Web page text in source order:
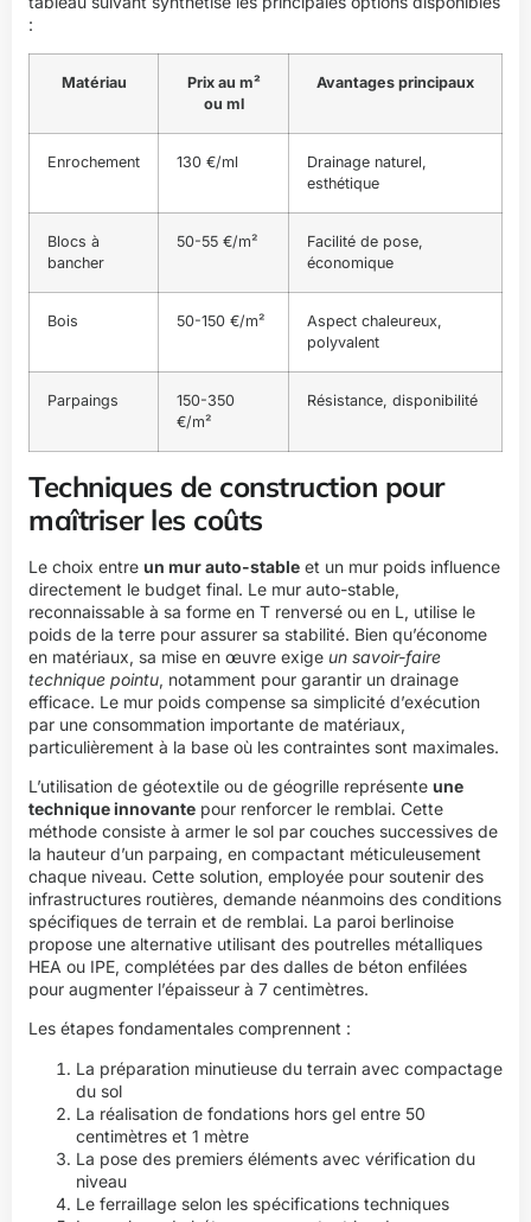
:
Matériau
Prix au m²
ou ml
Avantages principaux
Enrochement 130 €/ml
Drainage naturel,
esthétique
Blocs à
bancher
50-55 €/m²
Facilité de pose,
économique
Bois 50-150 €/m²
Aspect chaleureux,
polyvalent
Parpaings
150-350
€/m²
Résistance, disponibilité
Techniques de construction pour
maîtriser les coûts
Le choix entre un mur auto-stable et un mur poids influence
directement le budget final. Le mur auto-stable,
reconnaissable à sa forme en T renversé ou en L, utilise le
poids de la terre pour assurer sa stabilité. Bien qu’économe
en matériaux, sa mise en œuvre exige un savoir-faire
technique pointu, notamment pour garantir un drainage
efficace. Le mur poids compense sa simplicité d’exécution
par une consommation importante de matériaux,
particulièrement à la base où les contraintes sont maximales.
L’utilisation de géotextile ou de géogrille représente une
technique innovante pour renforcer le remblai. Cette
méthode consiste à armer le sol par couches successives de
la hauteur d’un parpaing, en compactant méticuleusement
chaque niveau. Cette solution, employée pour soutenir des
infrastructures routières, demande néanmoins des conditions
spécifiques de terrain et de remblai. La paroi berlinoise
propose une alternative utilisant des poutrelles métalliques
HEA ou IPE, complétées par des dalles de béton enfilées
pour augmenter l’épaisseur à 7 centimètres.
Les étapes fondamentales comprennent :
La préparation minutieuse du terrain avec compactage
du sol
La réalisation de fondations hors gel entre 50
centimètres et 1 mètre
La pose des premiers éléments avec vérification du
niveau
Le ferraillage selon les spécifications techniques